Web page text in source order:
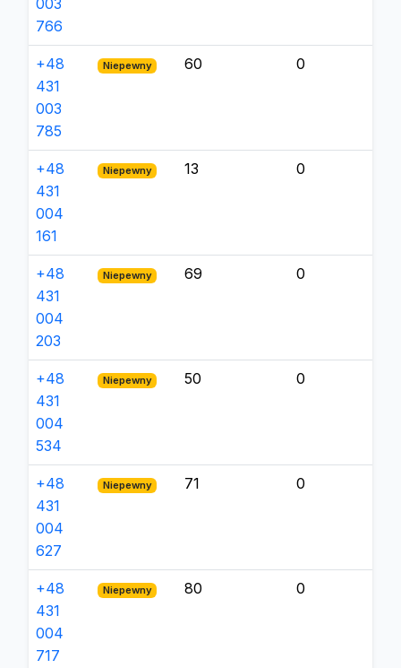
003
766
+48
431
003
785
Niepewny 60 0
+48
431
004
161
Niepewny 13 0
+48
431
004
203
Niepewny 69 0
+48
431
004
534
Niepewny 50 0
+48
431
004
627
Niepewny 71 0
+48
431
004
717
Niepewny 80 0